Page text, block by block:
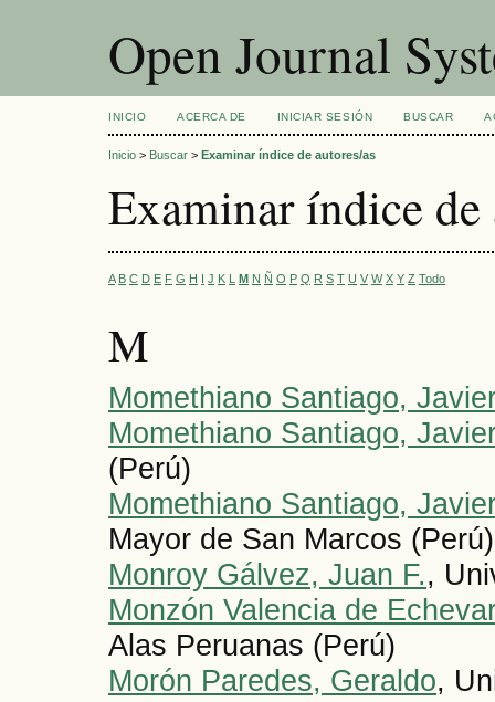
Open Journal
INICIO ACERCA DE INICIAR SESIÓN BUSCAR
Inicio > Buscar > Examinar índice de autores/as
Examinar índice de
A B C D E F G H I J K L M N Ñ O P Q R S T U V W X Y Z Todo
M
Momethiano Santiago,
Momethiano Santiago,
(Perú)
Momethiano Santiago,
Mayor de San Marcos (Perú)
Monroy Gálvez, Juan F.,
Monzón Valencia de
Alas Peruanas (Perú)
Morón Paredes, Geraldo,